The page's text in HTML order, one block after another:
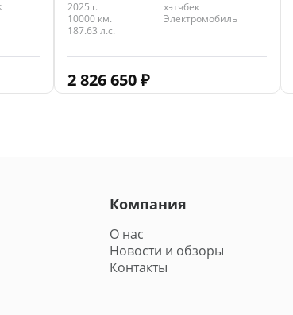
2025 г.
хэтчбек
10000 км.
Электромобиль
187.63 л.с.
2 826 650₽
Компания
О нас
Новости и обзоры
Контакты